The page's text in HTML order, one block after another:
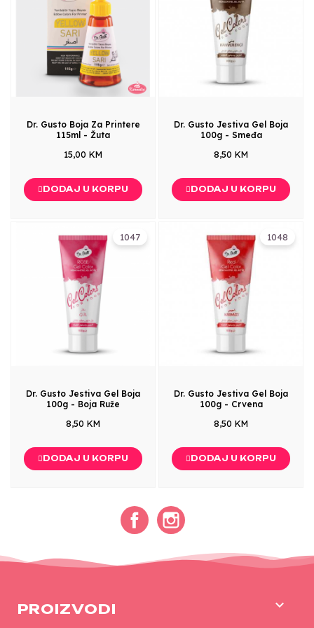
Dr. Gusto Boja Za Printere
115ml - Žuta
15,00 KM
DODAJ U KORPU
Dr. Gusto Jestiva Gel Boja
100g - Smeđa
8,50 KM
DODAJ U KORPU
1047
Dr. Gusto Jestiva Gel Boja
100g - Boja Ruže
8,50 KM
DODAJ U KORPU
1048
Dr. Gusto Jestiva Gel Boja
100g - Crvena
8,50 KM
DODAJ U KORPU
Facebook
PROIZVODI 